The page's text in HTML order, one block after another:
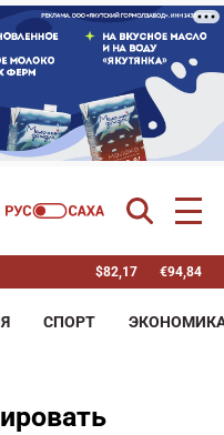
$82,17 €94,84
СПОРТ